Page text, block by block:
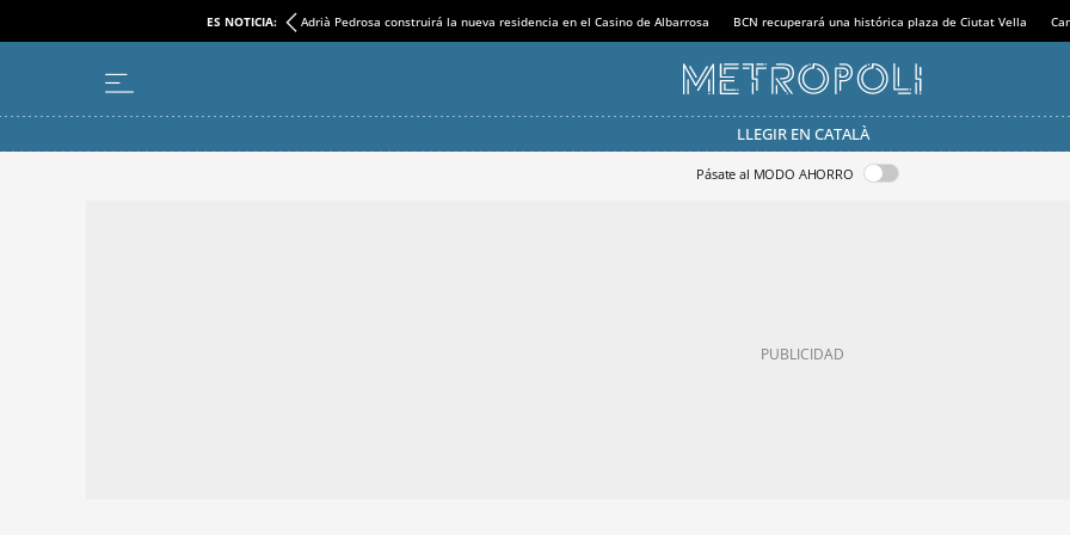
ES NOTICIA: Adrià Pedrosa construirá la nueva residencia en el Casino de Albarrosa BCN recuperará una histórica plaza de Ciutat Vella
LLEGIR EN CATALÀ
Pásate al MODO AHORRO